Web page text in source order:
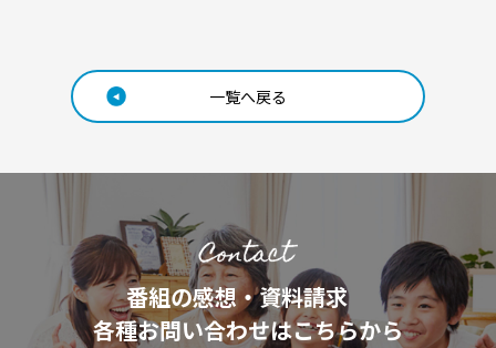
一覧へ戻る
番組の感想・資料請求
各種お問い合わせはこちらから